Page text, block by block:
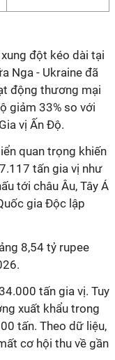
đột kéo dài tại
Nga - Ukraine đã
động thương mại
giảm 33% so với
vị Ấn Độ.
quan trọng khiến
tấn gia vị như
tới châu Âu, Tây Á
gia Độc lập
8,54 tỷ rupee
tấn gia vị. Tuy
xuất khẩu trong
tấn. Theo dữ liệu,
cơ hội thu về gần